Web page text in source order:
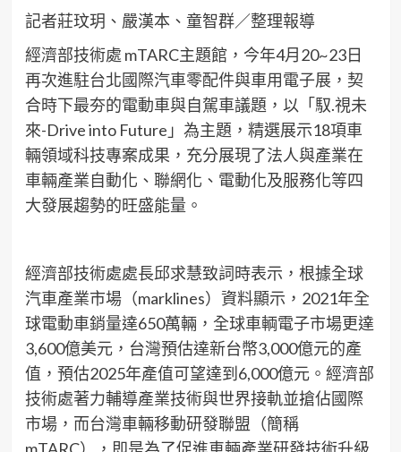
記者莊玟玥、嚴漢本、童智群／整理報導
經濟部技術處 mTARC主題館，今年4月20~23日
再次進駐台北國際汽車零配件與車用電子展，契
合時下最夯的電動車與自駕車議題，以「馭.視未
來-Drive into Future」為主題，精選展示18項車
輛領域科技專案成果，充分展現了法人與產業在
車輛產業自動化、聯網化、電動化及服務化等四
大發展趨勢的旺盛能量。
經濟部技術處處長邱求慧致詞時表示，根據全球
汽車產業市場（marklines）資料顯示，2021年全
球電動車銷量達650萬輛，全球車輌電子市場更達
3,600億美元，台灣預估達新台幣3,000億元的產
值，預估2025年產值可望達到6,000億元。經濟部
技術處著力輔導產業技術與世界接軌並搶佔國際
市場，而台灣車輛移動研發聯盟（簡稱